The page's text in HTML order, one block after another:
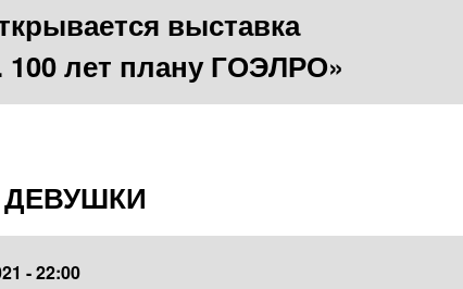
выставка
лет плану ГОЭЛРО»
- 22:00